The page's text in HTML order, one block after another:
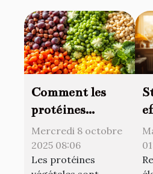
Comment les
protéines
végétales
favorisent une
digestion saine ?
Mercredi 8 octobre
2025 08:06
Les protéines